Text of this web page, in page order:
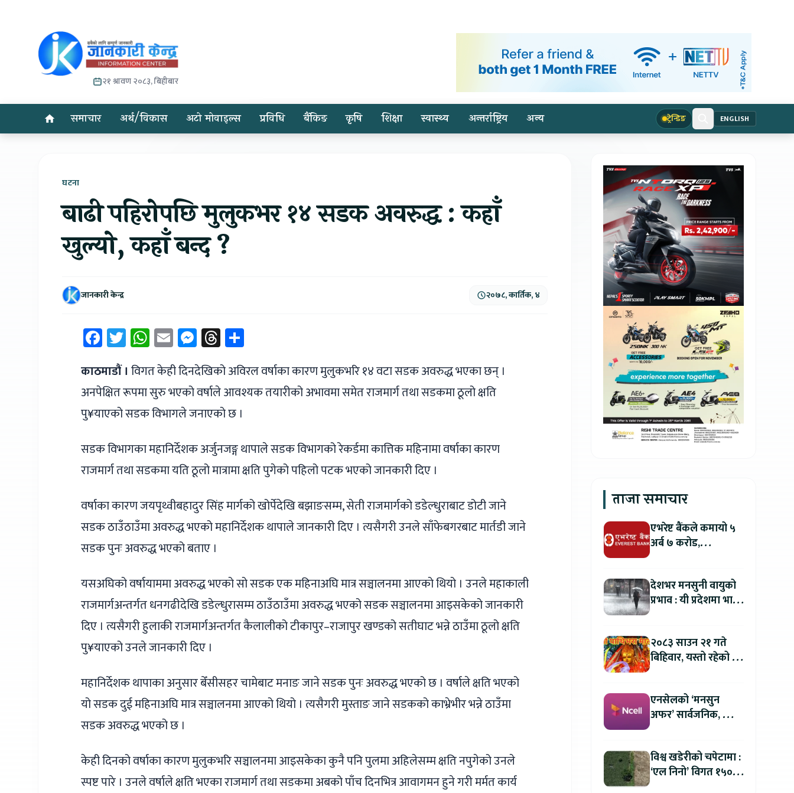
२१ श्रावण २०८३, बिहीबार
समाचार अर्थ/विकास अटो मोवाइल्स प्रविधि बैंकिङ कृषि शिक्षा स्वास्थ्य अन्तर्राष्ट्रिय अन्य ट्रेन्डिङ ENGLISH
घटना
बाढी पहिरोपछि मुलुकभर १४ सडक अवरुद्ध : कहाँ
खुल्यो, कहाँ बन्द ?
जानकारी केन्द्र २०७८, कार्तिक, ४
Facebook
Twitter
WhatsApp
EmailMessenger
Threads
काठमाडौं । विगत केही दिनदेखिको अविरल वर्षाका कारण मुलुकभरि १४ वटा सडक अवरुद्ध भएका छन् ।
अनपेक्षित रूपमा सुरु भएको वर्षाले आवश्यक तयारीको अभावमा समेत राजमार्ग तथा सडकमा ठूलो क्षति
पु¥याएको सडक विभागले जनाएको छ ।
सडक विभागका महानिर्देशक अर्जुनजङ्ग थापाले सडक विभागको रेकर्डमा कात्तिक महिनामा वर्षाका कारण
राजमार्ग तथा सडकमा यति ठूलो मात्रामा क्षति पुगेको पहिलो पटक भएको जानकारी दिए ।
वर्षाका कारण जयपृथ्वीबहादुर सिंह मार्गको खोर्पेदेखि बझाङसम्म, सेती राजमार्गको डडेल्धुराबाट डोटी जाने
सडक ठाउँठाउँमा अवरुद्ध भएको महानिर्देशक थापाले जानकारी दिए । त्यसैगरी उनले साँफेबगरबाट मार्तडी जाने
सडक पुनः अवरुद्ध भएको बताए ।
यसअघिको वर्षायाममा अवरुद्ध भएको सो सडक एक महिनाअघि मात्र सञ्चालनमा आएको थियो । उनले महाकाली
राजमार्गअन्तर्गत धनगढीदेखि डडेल्धुरासम्म ठाउँठाउँमा अवरुद्ध भएको सडक सञ्चालनमा आइसकेको जानकारी
दिए । त्यसैगरी हुलाकी राजमार्गअन्तर्गत कैलालीको टीकापुर–राजापुर खण्डको सतीघाट भन्ने ठाउँमा ठूलो क्षति
पु¥याएको उनले जानकारी दिए ।
महानिर्देशक थापाका अनुसार बेँसीसहर चामेबाट मनाङ जाने सडक पुनः अवरुद्ध भएको छ । वर्षाले क्षति भएको
यो सडक दुई महिनाअघि मात्र सञ्चालनमा आएको थियो । त्यसैगरी मुस्ताङ जाने सडकको काभ्रेभीर भन्ने ठाउँमा
सडक अवरुद्ध भएको छ ।
केही दिनको वर्षाका कारण मुलुकभरि सञ्चालनमा आइसकेका कुनै पनि पुलमा अहिलेसम्म क्षति नपुगेको उनले
स्पष्ट पारे । उनले वर्षाले क्षति भएका राजमार्ग तथा सडकमा अबको पाँच दिनभित्र आवागमन हुने गरी मर्मत कार्य
ताजा समाचार
एभरेष्ट बैंकले कमायो ५
अर्ब ७ करोड,
देशभर मनसुनी वायुको
प्रभाव : यी प्रदेशमा भारी
२०८३ साउन २१ गते
बिहिवार, यस्तो रहेको छ
एनसेलको ‘मनसुन
अफर’ सार्वजनिक, सिम
विश्व खडेरीको चपेटामा :
‘एल निनो’ विगत १५०